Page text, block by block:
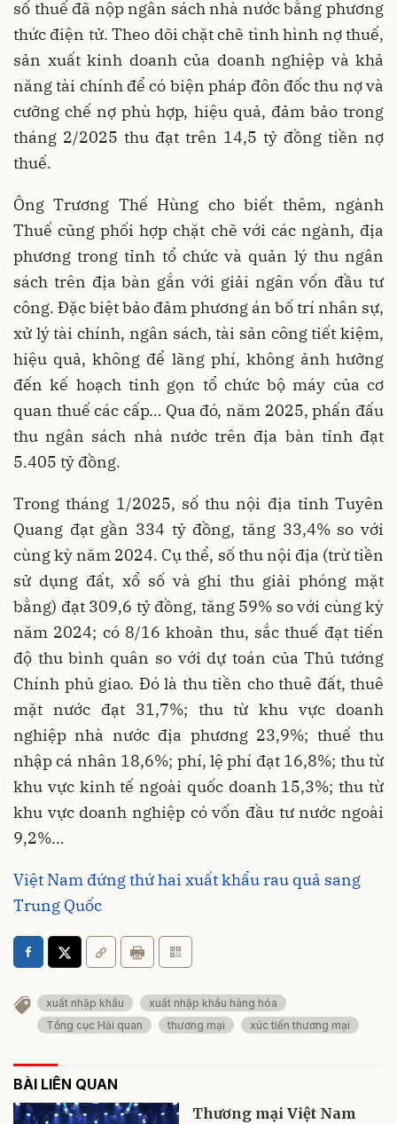
số thuế đã nộp ngân sách nhà nước bằng phương
thức điện tử. Theo dõi chặt chẽ tình hình nợ thuế,
sản xuất kinh doanh của doanh nghiệp và khả
năng tài chính để có biện pháp đôn đốc thu nợ và
cưỡng chế nợ phù hợp, hiệu quả, đảm bảo trong
tháng 2/2025 thu đạt trên 14,5 tỷ đồng tiền nợ
thuế.
Ông Trương Thế Hùng cho biết thêm, ngành
Thuế cũng phối hợp chặt chẽ với các ngành, địa
phương trong tỉnh tổ chức và quản lý thu ngân
sách trên địa bàn gắn với giải ngân vốn đầu tư
công. Đặc biệt bảo đảm phương án bố trí nhân sự,
xử lý tài chính, ngân sách, tài sản công tiết kiệm,
hiệu quả, không để lãng phí, không ảnh hưởng
đến kế hoạch tinh gọn tổ chức bộ máy của cơ
quan thuế các cấp… Qua đó, năm 2025, phấn đấu
thu ngân sách nhà nước trên địa bàn tỉnh đạt
5.405 tỷ đồng.
Trong tháng 1/2025, số thu nội địa tỉnh Tuyên
Quang đạt gần 334 tỷ đồng, tăng 33,4% so với
cùng kỳ năm 2024. Cụ thể, số thu nội địa (trừ tiền
sử dụng đất, xổ số và ghi thu giải phóng mặt
bằng) đạt 309,6 tỷ đồng, tăng 59% so với cùng kỳ
năm 2024; có 8/16 khoản thu, sắc thuế đạt tiến
độ thu bình quân so với dự toán của Thủ tướng
Chính phủ giao. Đó là thu tiền cho thuê đất, thuê
mặt nước đạt 31,7%; thu từ khu vực doanh
nghiệp nhà nước địa phương 23,9%; thuế thu
nhập cá nhân 18,6%; phí, lệ phí đạt 16,8%; thu từ
khu vực kinh tế ngoài quốc doanh 15,3%; thu từ
khu vực doanh nghiệp có vốn đầu tư nước ngoài
9,2%…
Việt Nam đứng thứ hai xuất khẩu rau quả sang
Trung Quốc
xuất nhập khẩu
xuất nhập khẩu hàng hóa
Tổng cục Hải quan
thương mại xúc tiến thương mại
BÀI LIÊN QUAN
Thương mại Việt Nam